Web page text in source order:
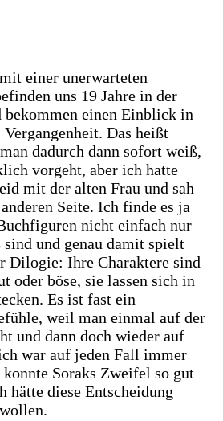
einer unerwarteten
uns 19 Jahre in der
bekommen einen Einblick in
Das heißt
dadurch dann sofort weiß,
vorgeht, aber ich hatte
mit der alten Frau und sah
Seite. Ich finde es ja
nicht einfach nur
und genau damit spielt
Dilogie: Ihre Charaktere sind
oder böse, sie lassen sich in
Es ist fast ein
weil man einmal auf der
und dann doch wieder auf
war auf jeden Fall immer
Soraks Zweifel so gut
hätte diese Entscheidung